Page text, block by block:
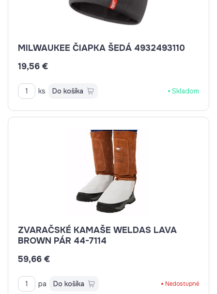
MILWAUKEE ČIAPKA ŠEDÁ 4932493110
19,56 €
ks Do košíka Skladom
ZVARAČSKÉ KAMAŠE WELDAS LAVA
BROWN PÁR 44-7114
59,66 €
pa Do košíka Nedostupné